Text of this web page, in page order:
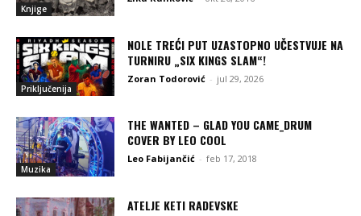
Knjige
Priključenija
NOLE TREĆI PUT UZASTOPNO UČESTVUJE NA
TURNIRU „SIX KINGS SLAM“!
Zoran Todorović - jul 29, 2026
Muzika
THE WANTED – GLAD YOU CAME_DRUM
COVER BY LEO COOL
Leo Fabijančić - feb 17, 2018
ATELJE KETI RADEVSKE